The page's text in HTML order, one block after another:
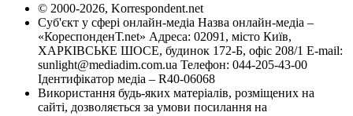
© 2000-2026, Korrespondent.net
Суб'єкт у сфері онлайн-медіа Назва онлайн-медіа –
«КореспонденТ.net» Адреса: 02091, місто Київ,
ХАРКІВСЬКЕ ШОСЕ, будинок 172-Б, офіс 208/1 E-mail:
sunlight@mediadim.com.ua Телефон: 044-205-43-00
Ідентифікатор медіа – R40-06068
Використання будь-яких матеріалів, розміщених на
сайті, дозволяється за умови посилання на